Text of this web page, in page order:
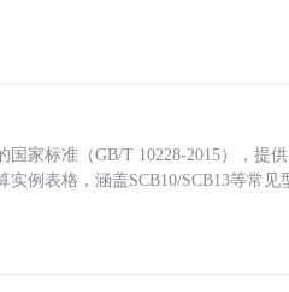
家标准（GB/T 10228-2015），提
例表格，涵盖SCB10/SCB13等常